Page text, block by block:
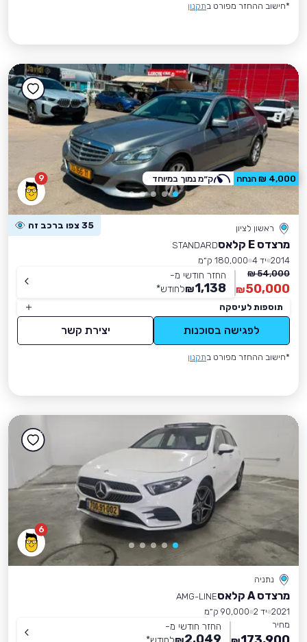
*חישוב ההחזר מפורט בתקנון
9
ראשון לציון 35 צפו ברכב זה
מרצדס E קלאס
STANDARD
2014 יד 4
180,000 ק״מ
54,000 ₪
50,000
₪
החזר חודשי מ-
1,138
₪לחודש*
תוספות לעיסקה
לפגישה בסוכנות יצירת קשר
*חישוב ההחזר מפורט בתקנון
4,000 ₪ הנחה ק״מ נמוך במיוחד
6
נתניה
מרצדס A קלאס
AMG-LINE
2021 יד 2
90,000 ק״מ
מחיר
החזר חודשי מ-